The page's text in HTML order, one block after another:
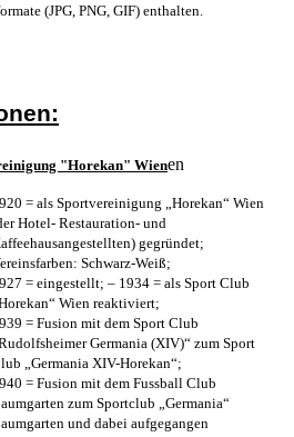
(JPG, PNG, GIF) enthalten.
"Horekan" Wienen
= als Sportvereinigung „Horekan“ Wien
Hotel- Restauration- und
gegründet;
Schwarz-Weiß;
= eingestellt; – 1934 = als Sport Club
Wien reaktiviert;
= Fusion mit dem Sport Club
Germania (XIV)“ zum Sport
„Germania XIV-Horekan“;
= Fusion mit dem Fussball Club
zum Sportclub „Germania“
und dabei aufgegangen